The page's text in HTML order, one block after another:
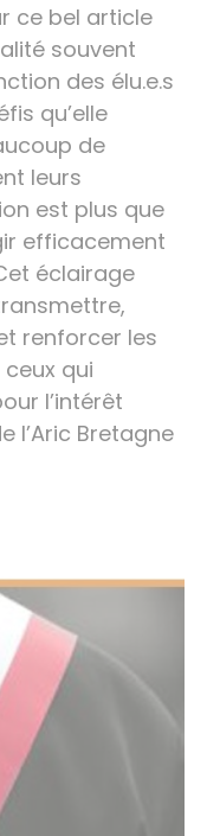
ce bel article
souvent
des élu.e.s
qu’elle
de
leurs
est plus que
efficacement
éclairage
renforcer les
qui
l’intérêt
l’Aric Bretagne